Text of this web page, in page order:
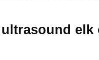
elk